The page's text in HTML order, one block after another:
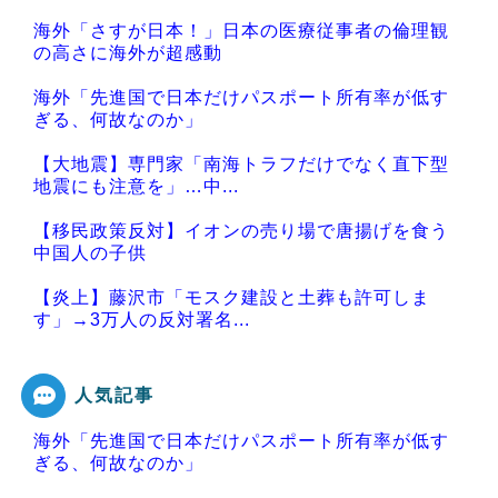
海外「さすが日本！」日本の医療従事者の倫理観
の高さに海外が超感動
海外「先進国で日本だけパスポート所有率が低す
ぎる、何故なのか」
【大地震】専門家「南海トラフだけでなく直下型
地震にも注意を」…中...
【移民政策反対】イオンの売り場で唐揚げを食う
中国人の子供
【炎上】藤沢市「モスク建設と土葬も許可しま
す」→3万人の反対署名...
Powered by livedoor 相互RSS
人気記事
海外「先進国で日本だけパスポート所有率が低す
ぎる、何故なのか」